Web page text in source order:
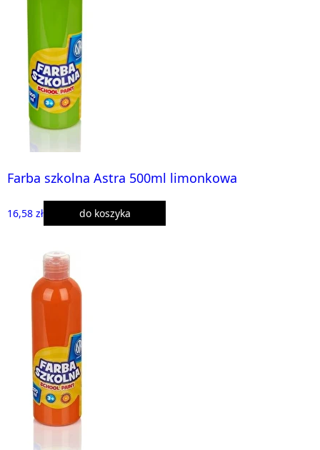
Farba szkolna Astra 500ml limonkowa
16,58 zł do koszyka